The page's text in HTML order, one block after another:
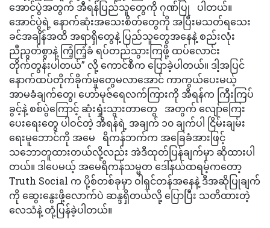
အောင်ပွဲအတွက် အီရန်ပြည်သူတွေကို ဂုဏ်ပြု ပါတယ်။
အောင်ပွဲရဲ့ နောက်ဆုံးအသေးစိတ်တွေကို အပြီးမသတ်ရသေး
ခင်အချိန်အထိ အရာရှိတွေနဲ့ ပြည်သူတွေအနေနဲ့ စည်းလုံး
ညီညွတ်စွာနဲ့ ကြံ့ကြံ့ခံ ရပ်တည်သွားကြဖို့ ထပ်လောင်း
တိုက်တွန်းပါတယ်” လို့ ကောင်စီက ပြောခဲ့ပါတယ်။ ဒါ့အပြင်
နောက်ထပ်တိုက်ခိုက်မှုတွေမလာအောင် ကာကွယ်ပေးမယ့်
အာမခံချက်တွေ၊ ဟော်မုဇ်ရေလက်ကြားကို အီရန်က ကြီးကြပ်
ခွင့်နဲ့ စစ်ပွဲကြောင့် ဆုံးရှုံးသွားတာတွေ အတွက် လျော်ကြေး
ပေးရေးတွေ ပါဝင်တဲ့ အီရန်ရဲ့ အချက် ၁၀ ချက်ပါ ငြိမ်းချမ်း
ရေးမူဘောင်ကို အမေ ရိကန်ဘက်က အခြေခံအားဖြင့်
သဘောတူထားတယ်လို့လည်း အဲဒီထုတ်ပြန်ချက်မှာ ဆိုထားပါ
တယ်။ ဒါပေမယ့် အမေရိကန်သမ္မတ ဒေါ်နယ်ထရမ့်ကတော့
Truth Social က ပို့စ်တစ်ခုမှာ ဝါရှင်တန်အနေနဲ့ ဒီအဆိုပြုချက်
ကို ဆွေးနွေးဖို့လောက်ပဲ ဆန္ဒရှိတယ်လို့ ပြောပြီး သတိထားတဲ့
လေသံနဲ့ တုံ့ပြန်ခဲ့ပါတယ်။